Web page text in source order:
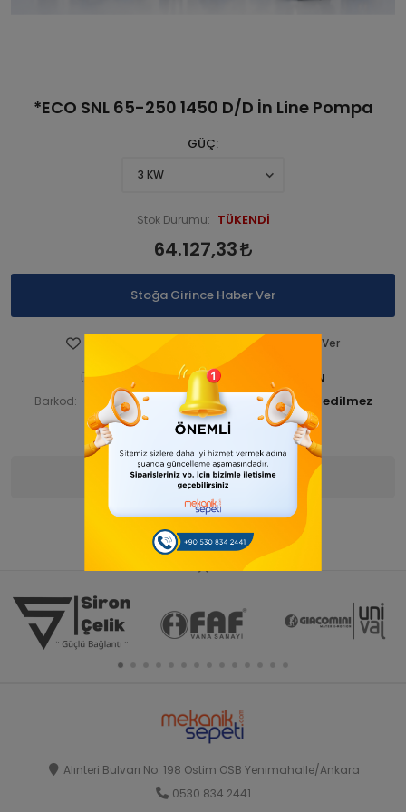
*ECO SNL 65-250 1450 D/D İn Line Pompa
GÜÇ
Stok Durumu: TÜKENDİ
64.127,33
Stoğa Girince Haber Ver
Fiyatı Düşünce Haber Ver
Ürün Kodu: STNSNL140 000301-ANA ÜRN
Barkod: STNSNL14000035 İade Bilgisi:
Ürün Bilgisi Yorumlar
Alınteri Bulvarı No: 198 Ostim OSB Yenimahalle/Ankara
0530 834 2441